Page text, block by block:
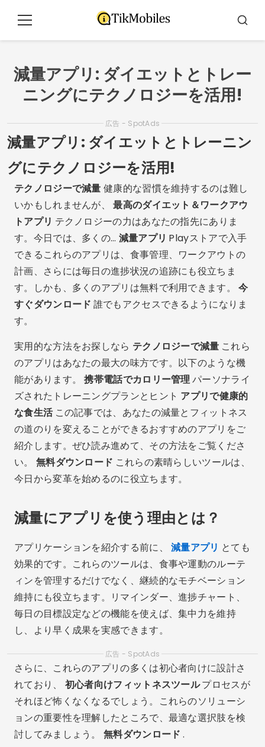
ン
プ
メ
ブ
減量アプリ: ダイエットとトレー
ニングにテクノロジーを活用!
広告 - SpotAds
減量アプリ: ダイエットとトレーニン
グにテクノロジーを活用!
テクノロジーで減量 健康的な習慣を維持するのは難し
いかもしれませんが、最高のダイエット＆ワークアウ
トアプリ テクノロジーの力はあなたの指先にありま
す。今日では、多くの… 減量アプリ Playストアで入手
できるこれらのアプリは、食事管理、ワークアウトの
計画、さらには毎日の進捗状況の追跡にも役立ちま
す。しかも、多くのアプリは無料で利用できます。今
すぐダウンロード 誰でもアクセスできるようになりま
す。
実用的な方法をお探しなら テクノロジーで減量 これら
のアプリはあなたの最大の味方です。以下のような機
能があります。携帯電話でカロリー管理パーソナライ
ズされたトレーニングプランとヒント アプリで健康的
な食生活 この記事では、あなたの減量とフィットネス
の道のりを変えることができるおすすめのアプリをご
紹介します。ぜひ読み進めて、その方法をご覧くださ
い。 無料ダウンロード これらの素晴らしいツールは、
今日から変革を始めるのに役立ちます。
減量にアプリを使う理由とは？
アプリケーションを紹介する前に、減量アプリ とても
効果的です。これらのツールは、食事や運動のルーテ
ィンを管理するだけでなく、継続的なモチベーション
維持にも役立ちます。リマインダー、進捗チャート、
毎日の目標設定などの機能を使えば、集中力を維持
し、より早く成果を実感できます。
広告 - SpotAds
さらに、これらのアプリの多くは初心者向けに設計さ
れており、 初心者向けフィットネスツールプロセスが
それほど怖くなくなるでしょう。これらのソリューシ
ョンの重要性を理解したところで、最適な選択肢を検
討してみましょう。 無料ダウンロード .